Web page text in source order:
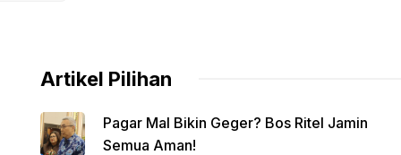
Artikel Pilihan
Pagar Mal Bikin Geger? Bos Ritel Jamin
Semua Aman!